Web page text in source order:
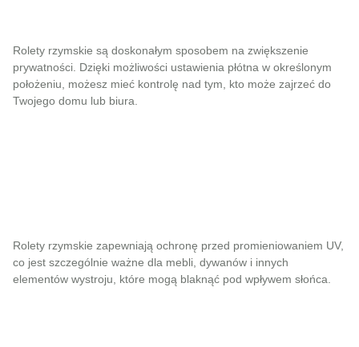
Rolety rzymskie są doskonałym sposobem na zwiększenie
prywatności. Dzięki możliwości ustawienia płótna w określonym
położeniu, możesz mieć kontrolę nad tym, kto może zajrzeć do
Twojego domu lub biura.
Rolety rzymskie zapewniają ochronę przed promieniowaniem UV,
co jest szczególnie ważne dla mebli, dywanów i innych
elementów wystroju, które mogą blaknąć pod wpływem słońca.